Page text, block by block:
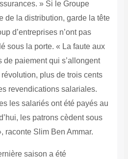
» Si le Groupe
de la distribution, garde la tête
d’entreprises n’ont pas
sous la porte. « La faute aux
de paiement qui s’allongent
plus de trois cents
revendications salariales.
les salariés ont été payés au
les patrons cèdent sous
raconte Slim Ben Ammar.
saison a été